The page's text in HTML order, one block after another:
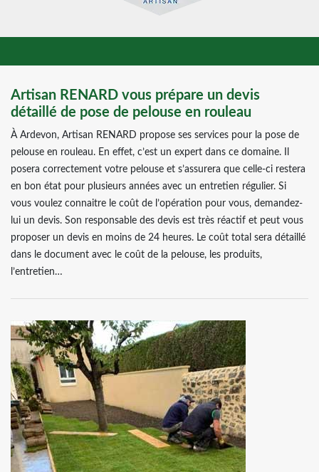
Artisan RENARD vous prépare un devis
détaillé de pose de pelouse en rouleau
À Ardevon, Artisan RENARD propose ses services pour la pose de
pelouse en rouleau. En effet, c’est un expert dans ce domaine. Il
posera correctement votre pelouse et s’assurera que celle-ci restera
en bon état pour plusieurs années avec un entretien régulier. Si
vous voulez connaitre le coût de l’opération pour vous, demandez-
lui un devis. Son responsable des devis est très réactif et peut vous
proposer un devis en moins de 24 heures. Le coût total sera détaillé
dans le document avec le coût de la pelouse, les produits,
l’entretien…